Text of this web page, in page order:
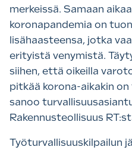
merkeissä. Samaan
koronapandemia on
lisähaasteensa, jotka
erityistä venymistä.
siihen, että oikeilla
pitkää korona-aikakin
sanoo
Rakennusteollisuus
Työturvallisuuskilpailun